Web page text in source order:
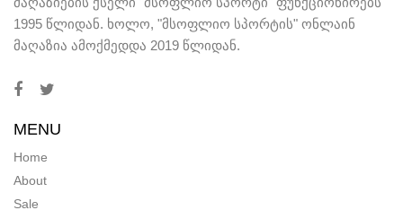
1995 წლიდან. ხოლო, "მსოფლიო სპორტის" ონლაინ
მაღაზია ამოქმედდა 2019 წლიდან.
MENU
Home
About
Sale